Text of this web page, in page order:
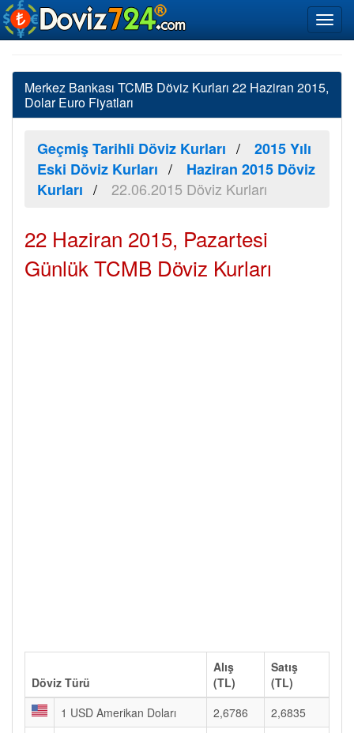
Merkez Bankası TCMB Döviz Kurları 22 Haziran 2015,
Dolar Euro Fiyatları
Geçmiş Tarihli Döviz Kurları
2015 Yılı
Eski Döviz Kurları
Haziran 2015 Döviz
Kurları
22.06.2015 Döviz Kurları
22 Haziran 2015, Pazartesi
Günlük TCMB Döviz Kurları
Döviz Türü
Alış
(TL)
Satış
(TL)
1 USD Amerikan Doları
2,6786
2,6835